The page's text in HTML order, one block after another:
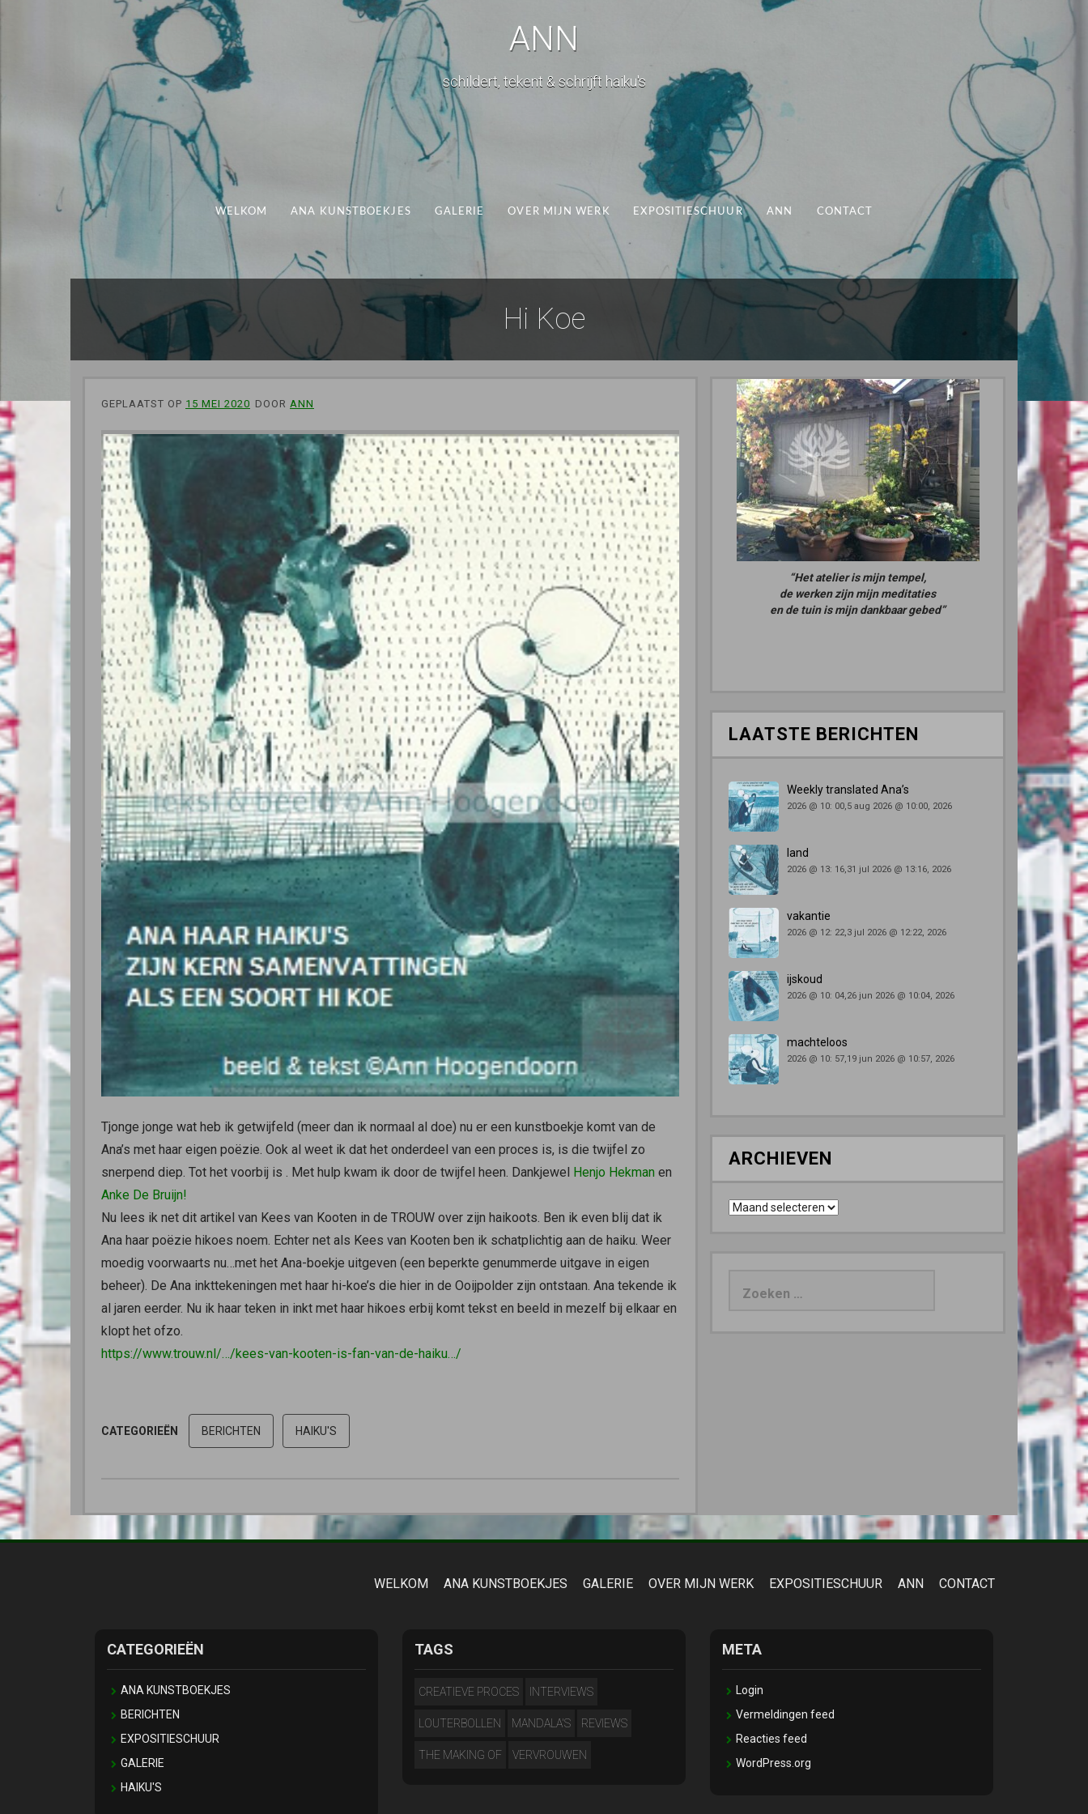
ANN
schildert, tekent & schrijft haiku's
WELKOM ANA KUNSTBOEKJES GALERIE OVER MIJN WERK EXPOSITIESCHUUR ANN CONTACT
Hi Koe
GEPLAATST OP 15 MEI 2020 DOOR ANN
Tjonge jonge wat heb ik getwijfeld (meer dan ik normaal al doe) nu er een kunstboekje komt van de
Ana’s met haar eigen poëzie. Ook al weet ik dat het onderdeel van een proces is, is die twijfel zo
snerpend diep. Tot het voorbij is
. Met hulp kwam ik door de twijfel heen. Dankjewel Henjo Hekman en
Anke De Bruijn!
Nu lees ik net dit artikel van Kees van Kooten in de TROUW over zijn haikoots. Ben ik even blij dat ik
Ana haar poëzie hikoes noem. Echter net als Kees van Kooten ben ik schatplichtig aan de haiku. Weer
moedig voorwaarts nu…met het Ana-boekje uitgeven (een beperkte genummerde uitgave in eigen
beheer). De Ana inkttekeningen met haar hi-koe’s die hier in de Ooijpolder zijn ontstaan. Ana tekende ik
al jaren eerder. Nu ik haar teken in inkt met haar hikoes erbij komt tekst en beeld in mezelf bij elkaar en
klopt het ofzo.
https://www.trouw.nl/…/kees-van-kooten-is-fan-van-de-haiku…/
CATEGORIEËN BERICHTEN HAIKU'S
“Het atelier is mijn tempel,
de werken zijn mijn meditaties
en de tuin is mijn dankbaar gebed”
LAATSTE BERICHTEN
Weekly translated Ana’s
2026 @ 10: 00,5 aug 2026 @ 10:00, 2026
land
2026 @ 13: 16,31 jul 2026 @ 13:16, 2026
vakantie
2026 @ 12: 22,3 jul 2026 @ 12:22, 2026
ijskoud
2026 @ 10: 04,26 jun 2026 @ 10:04, 2026
machteloos
2026 @ 10: 57,19 jun 2026 @ 10:57, 2026
ARCHIEVEN
Archieven
WELKOM ANA KUNSTBOEKJES GALERIE OVER MIJN WERK EXPOSITIESCHUUR ANN CONTACT
CATEGORIEËN
ANA KUNSTBOEKJES
BERICHTEN
EXPOSITIESCHUUR
GALERIE
HAIKU'S
TAGS
CREATIEVE PROCES INTERVIEWS
LOUTERBOLLEN MANDALA'S REVIEWS
THE MAKING OF VERVROUWEN
META
Login
Vermeldingen feed
Reacties feed
WordPress.org